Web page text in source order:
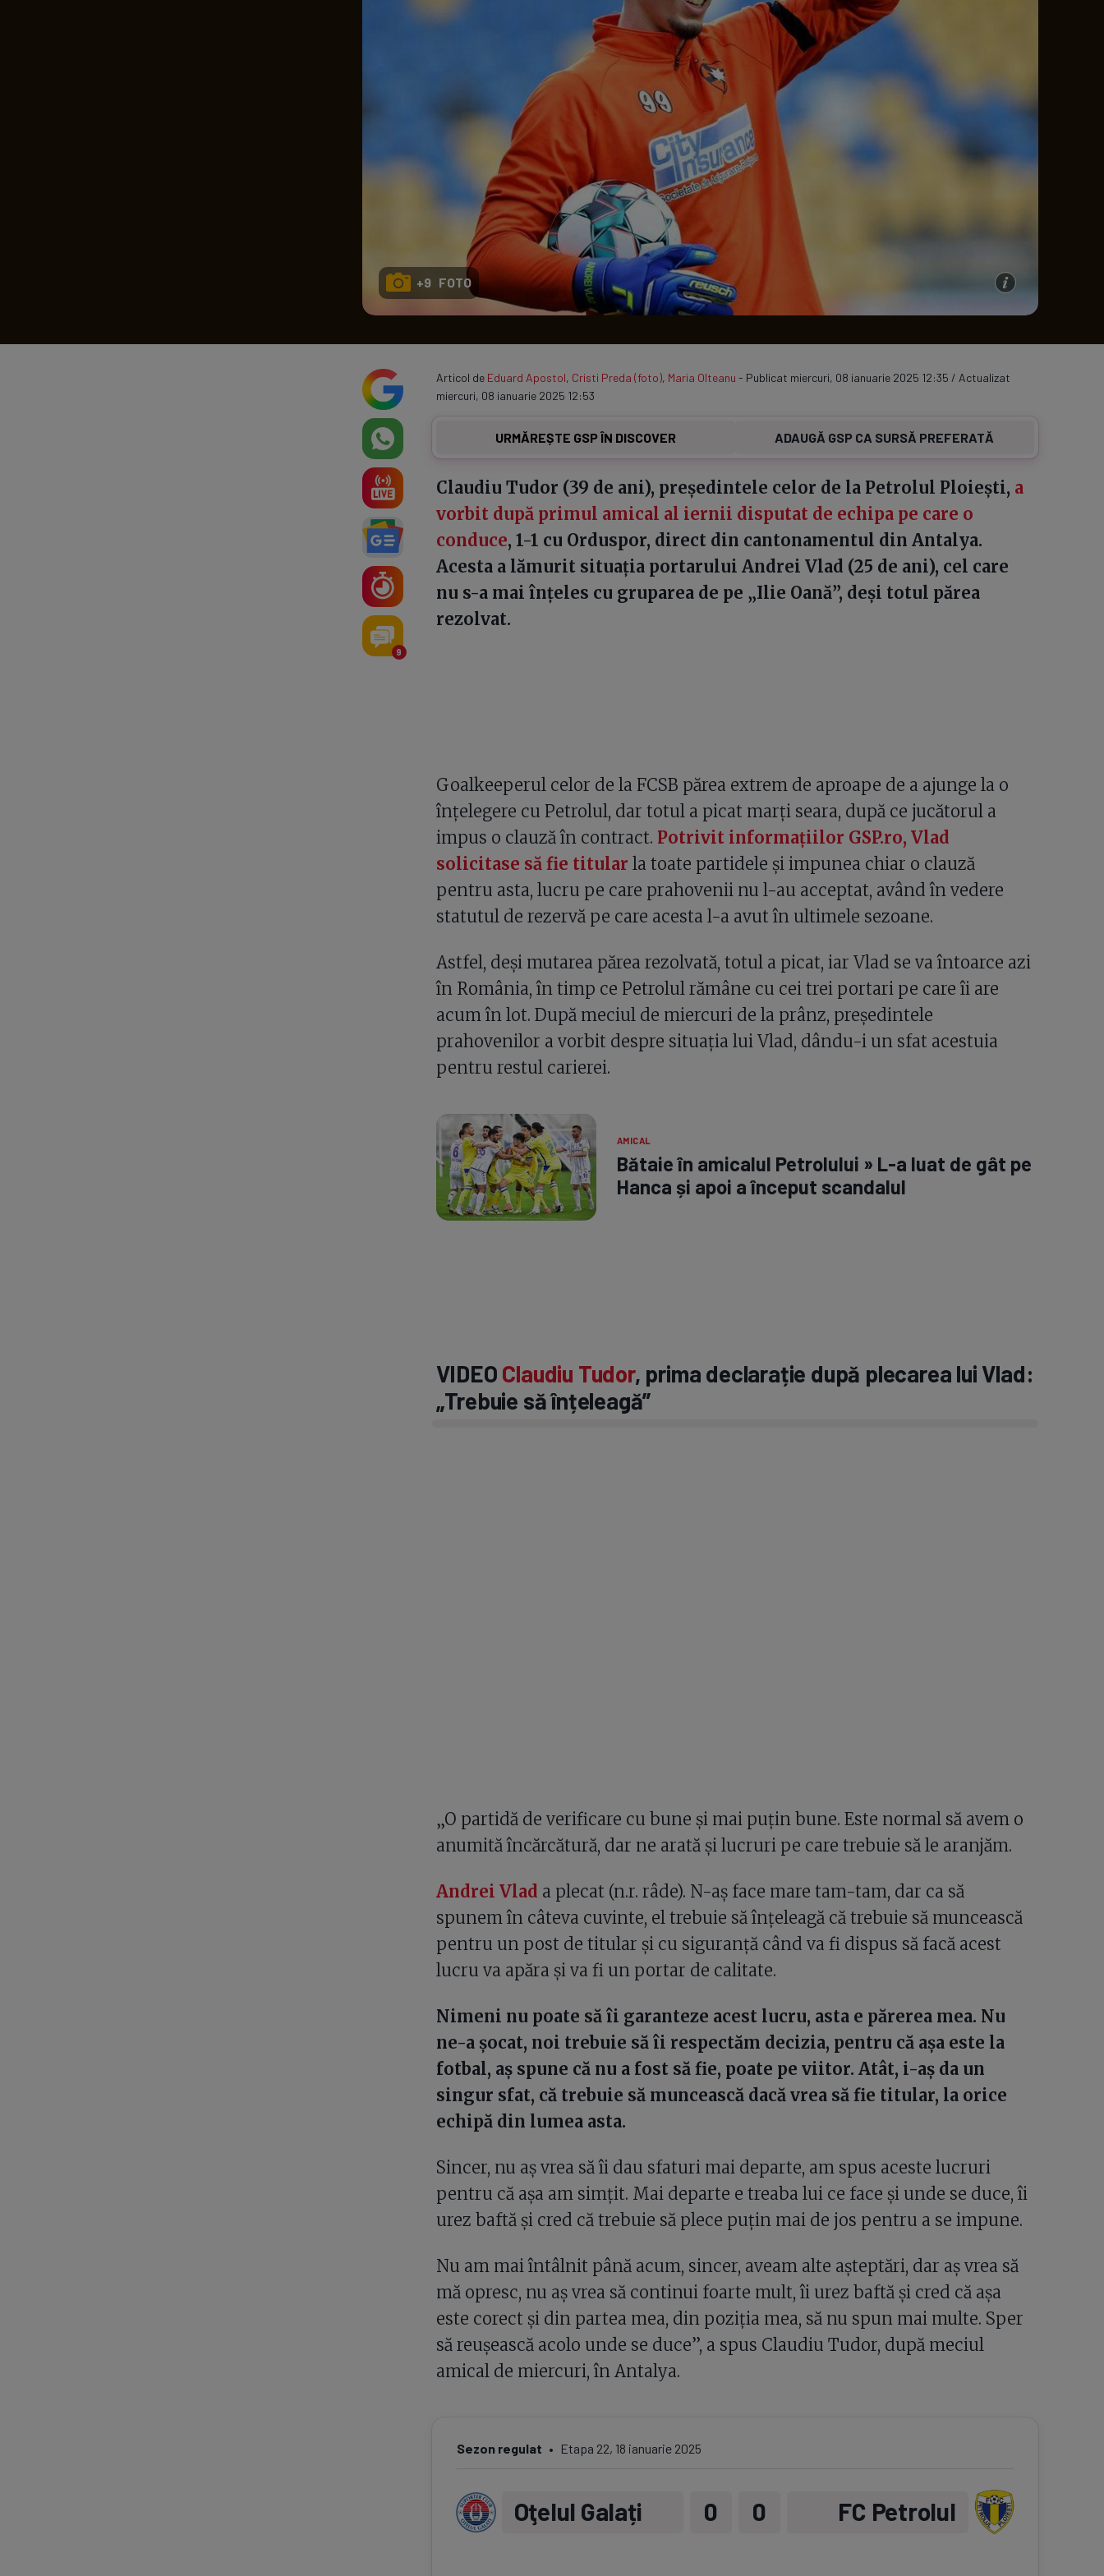
Serie A
Echipe Meciuri Clasament
Program TV
+9 FOTO
9
Articol de Eduard Apostol, Cristi Preda (foto), Maria Olteanu - Publicat miercuri, 08 ianuarie 2025 12:35 / Actualizat
miercuri, 08 ianuarie 2025 12:53
URMĂREȘTE GSP ÎN DISCOVER ADAUGĂ GSP CA SURSĂ PREFERATĂ
Claudiu Tudor (39 de ani), președintele celor de la Petrolul Ploiești, a
vorbit după primul amical al iernii disputat de echipa pe care o
conduce, 1-1 cu Orduspor, direct din cantonamentul din Antalya.
Acesta a lămurit situația portarului Andrei Vlad (25 de ani), cel care
nu s-a mai înțeles cu gruparea de pe „Ilie Oană”, deși totul părea
rezolvat.
Goalkeeperul celor de la FCSB părea extrem de aproape de a ajunge la o
înțelegere cu Petrolul, dar totul a picat marți seara, după ce jucătorul a
impus o clauză în contract. Potrivit informațiilor GSP.ro, Vlad
solicitase să fie titular la toate partidele și impunea chiar o clauză
pentru asta, lucru pe care prahovenii nu l-au acceptat, având în vedere
statutul de rezervă pe care acesta l-a avut în ultimele sezoane.
Astfel, deși mutarea părea rezolvată, totul a picat, iar Vlad se va întoarce azi
în România, în timp ce Petrolul rămâne cu cei trei portari pe care îi are
acum în lot. După meciul de miercuri de la prânz, președintele
prahovenilor a vorbit despre situația lui Vlad, dându-i un sfat acestuia
pentru restul carierei.
AMICAL
Bătaie în amicalul Petrolului » L-a luat de gât pe
Hanca și apoi a început scandalul
VIDEO Claudiu Tudor, prima declarație după plecarea lui Vlad:
„Trebuie să înțeleagă”
„O partidă de verificare cu bune și mai puțin bune. Este normal să avem o
anumită încărcătură, dar ne arată și lucruri pe care trebuie să le aranjăm.
Andrei Vlad a plecat (n.r. râde). N-aș face mare tam-tam, dar ca să
spunem în câteva cuvinte, el trebuie să înțeleagă că trebuie să muncească
pentru un post de titular și cu siguranță când va fi dispus să facă acest
lucru va apăra și va fi un portar de calitate.
Nimeni nu poate să îi garanteze acest lucru, asta e părerea mea. Nu
ne-a șocat, noi trebuie să îi respectăm decizia, pentru că așa este la
fotbal, aș spune că nu a fost să fie, poate pe viitor. Atât, i-aș da un
singur sfat, că trebuie să muncească dacă vrea să fie titular, la orice
echipă din lumea asta.
Sincer, nu aș vrea să îi dau sfaturi mai departe, am spus aceste lucruri
pentru că așa am simțit. Mai departe e treaba lui ce face și unde se duce, îi
urez baftă și cred că trebuie să plece puțin mai de jos pentru a se impune.
Nu am mai întâlnit până acum, sincer, aveam alte așteptări, dar aș vrea să
mă opresc, nu aș vrea să continui foarte mult, îi urez baftă și cred că așa
este corect și din partea mea, din poziția mea, să nu spun mai multe. Sper
să reușească acolo unde se duce”, a spus Claudiu Tudor, după meciul
amical de miercuri, în Antalya.
Sezon regulat Etapa 22, 18 ianuarie 2025
Oţelul Galați 0 FC Petrolul
0